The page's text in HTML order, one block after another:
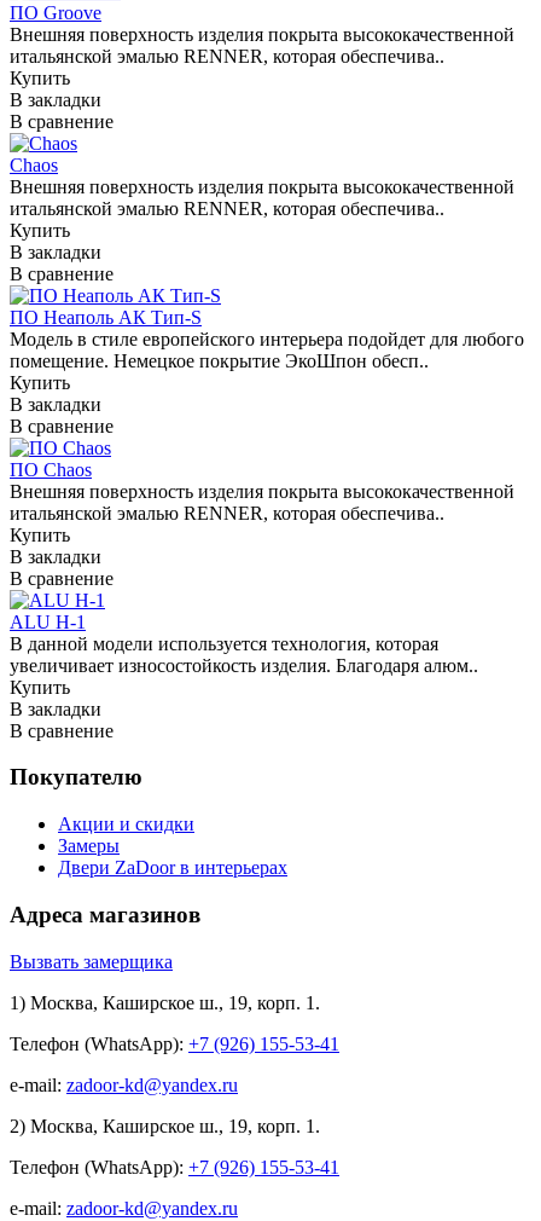
ПО Groove
Внешняя поверхность изделия покрыта высококачественной
итальянской эмалью RENNER, которая обеспечива..
Купить
В закладки
В сравнение
Chaos
Внешняя поверхность изделия покрыта высококачественной
итальянской эмалью RENNER, которая обеспечива..
Купить
В закладки
В сравнение
ПО Неаполь АК Тип-S
Модель в стиле европейского интерьера подойдет для любого
помещение. Немецкое покрытие ЭкоШпон обесп..
Купить
В закладки
В сравнение
ПО Chaos
Внешняя поверхность изделия покрыта высококачественной
итальянской эмалью RENNER, которая обеспечива..
Купить
В закладки
В сравнение
ALU H-1
В данной модели используется технология, которая
увеличивает износостойкость изделия. Благодаря алюм..
Купить
В закладки
В сравнение
Покупателю
Акции и скидки
Замеры
Двери ZaDoor в интерьерах
Адреса магазинов
Вызвать замерщика
1) Москва, Каширское ш., 19, корп. 1.
Телефон (WhatsApp): +7 (926) 155-53-41
e-mail: zadoor-kd@yandex.ru
2) Москва, Каширское ш., 19, корп. 1.
Телефон (WhatsApp): +7 (926) 155-53-41
e-mail: zadoor-kd@yandex.ru